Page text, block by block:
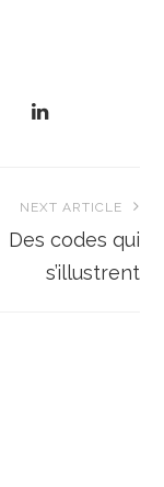
NEXT ARTICLE
Des codes qui
s’illustrent